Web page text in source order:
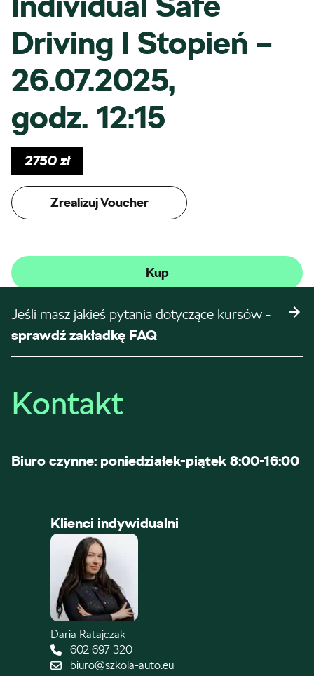
Driving I Stopień –
26.07.2025,
godz. 12:15
2750zł
Zrealizuj Voucher
Kup
Jeśli masz jakieś pytania dotyczące kursów -
sprawdź zakładkę FAQ
Kontakt
Biuro czynne: poniedziałek-piątek 8:00-16:00
Klienci indywidualni
Daria Ratajczak
602 697 320
biuro@szkola-auto.eu